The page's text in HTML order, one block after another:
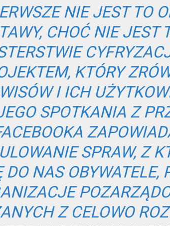
NIE JEST TO
CHOĆ NIE JEST
KTÓRY
I ICH
SPOTKANIA Z
SPRAW, Z
DO NAS OBYWATELE,
Z CELOWO